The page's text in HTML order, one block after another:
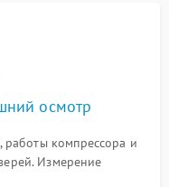
осмотр
компрессора и
Измерение
термостата и